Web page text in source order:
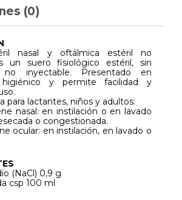
(0)
nasal y oftálmica estéril no
un suero fisiológico estéril, sin
no inyectable. Presentado en
higiénico y permite facilidad y
para lactantes, niños y adultos:
nasal: en instilación o en lavado
o congestionada.
ocular: en instilación, en lavado o
(NaCl) 0,9 g
csp 100 ml